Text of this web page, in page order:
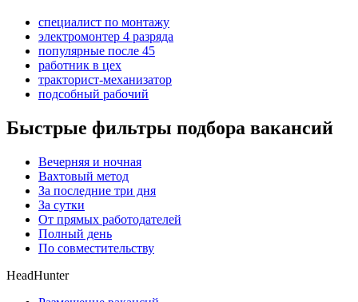
специалист по монтажу
электромонтер 4 разряда
популярные после 45
работник в цех
тракторист-механизатор
подсобный рабочий
Быстрые фильтры подбора вакансий
Вечерняя и ночная
Вахтовый метод
За последние три дня
За сутки
От прямых работодателей
Полный день
По совместительству
HeadHunter